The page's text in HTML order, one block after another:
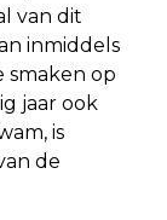
van dit
inmiddels
smaken op
jaar ook
is
de